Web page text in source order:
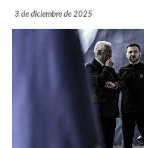
3 de diciembre de 2025